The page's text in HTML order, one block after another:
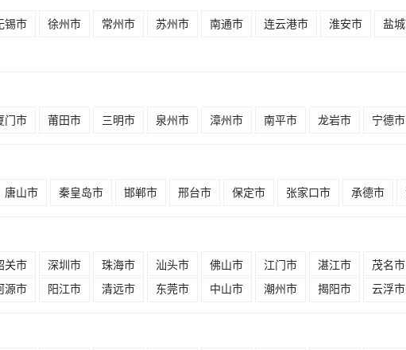
锡市 徐州市 常州市 苏州市 南通市 连云港市 淮安市 盐
门市 莆田市 三明市 泉州市 漳州市 南平市 龙岩市 宁德市
唐山市 秦皇岛市 邯郸市 邢台市 保定市 张家口市 承德市
关市 深圳市 珠海市 汕头市 佛山市 江门市 湛江市 茂名市
源市 阳江市 清远市 东莞市 中山市 潮州市 揭阳市 云浮市